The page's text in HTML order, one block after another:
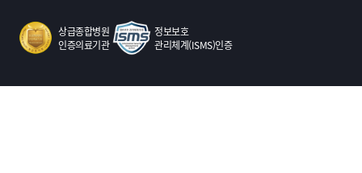
상급종합병원
인증의료기관
정보보호
관리체계(ISMS)인증